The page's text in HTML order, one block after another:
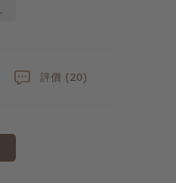
評價 (20)